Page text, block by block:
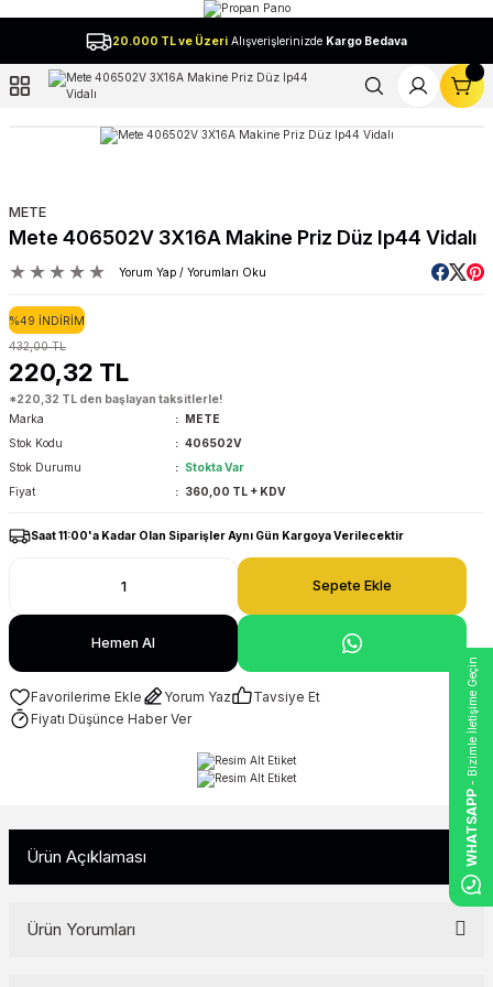
20.000 TL ve Üzeri Alışverişlerinizde Kargo Bedava
METE
Mete 406502V 3X16A Makine Priz Düz Ip44 Vidalı
Yorum Yap / Yorumları Oku
%49 İNDİRİM
432,00 TL
220,32 TL
*220,32 TL den başlayan taksitlerle!
Marka
METE
Stok Kodu
406502V
Stok Durumu
Stokta Var
Fiyat
360,00 TL + KDV
Saat 11:00'a Kadar Olan Siparişler Aynı Gün Kargoya Verilecektir
Sepete Ekle
Hemen Al
Yorum Yaz
Tavsiye Et
Fiyatı Düşünce Haber Ver
Ürün Açıklaması
Ürün Yorumları
WHATSAPP
- Bizimle İletişime Geçin